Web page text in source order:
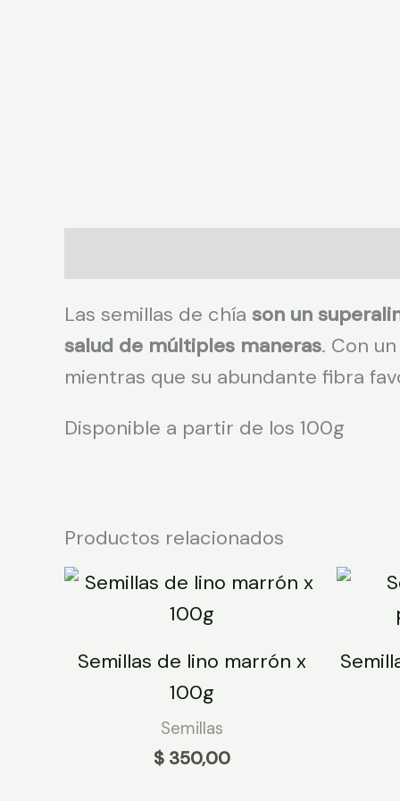
Las semillas de chía son un
salud de múltiples maneras. Con
mientras que su abundante fibra
Disponible a partir de los 100g
Productos relacionados
Semillas de lino marrón x
100g
Semillas
$350,00